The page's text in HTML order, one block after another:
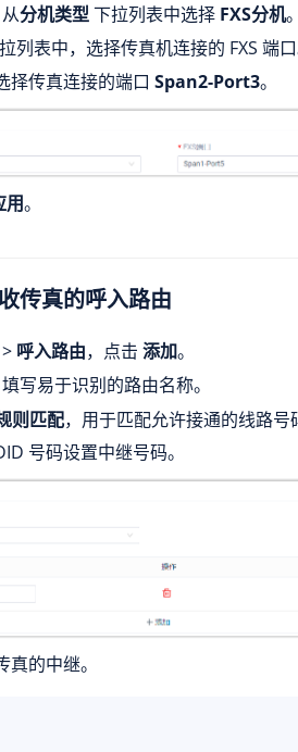
分机类型下拉列表中选择 FXS分机
列表中，选择传真机连接的 FXS 端
择传真连接的端口 Span2-Port3。
用。
传真的呼入路由
> 呼入路由，点击 添加。
写易于识别的路由名称。
则匹配，用于匹配允许接通的线路号
号码设置中继号码。
的中继。